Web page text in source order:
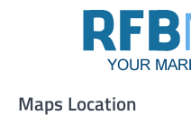
Maps Location